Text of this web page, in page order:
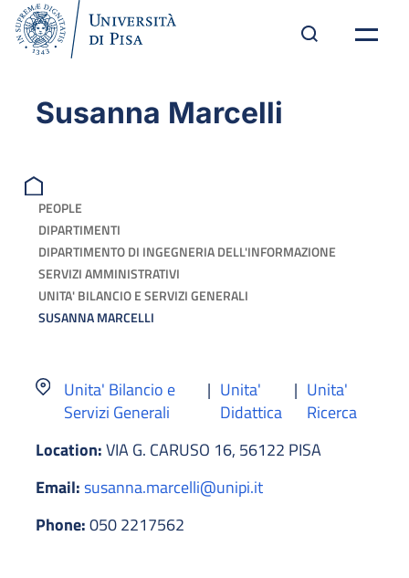
Susanna Marcelli
PEOPLE
DIPARTIMENTI
DIPARTIMENTO DI INGEGNERIA DELL'INFORMAZIONE
SERVIZI AMMINISTRATIVI
UNITA' BILANCIO E SERVIZI GENERALI
SUSANNA MARCELLI
Unita' Bilancio e
Servizi Generali
| Unita'
Didattica
| Unita'
Ricerca
Location:VIA G. CARUSO 16, 56122 PISA
Email:susanna.marcelli@unipi.it
Phone:050 2217562